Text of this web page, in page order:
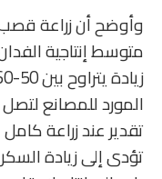
وأوضح أن زراعة
تقدير عند زراعة